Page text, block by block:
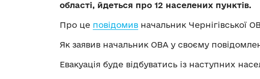
області, йдеться про 12 населених пунктів.
Про це повідомив начальник Чернігівської
Як заявив начальник ОВА у своєму
Евакуація буде відбуватись із наступних